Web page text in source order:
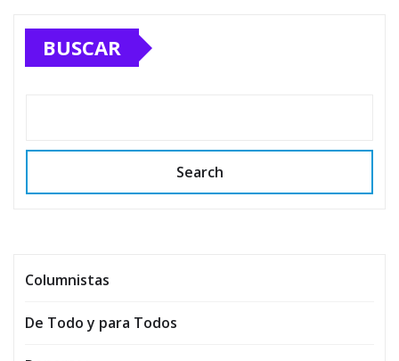
BUSCAR
Search
Columnistas
De Todo y para Todos